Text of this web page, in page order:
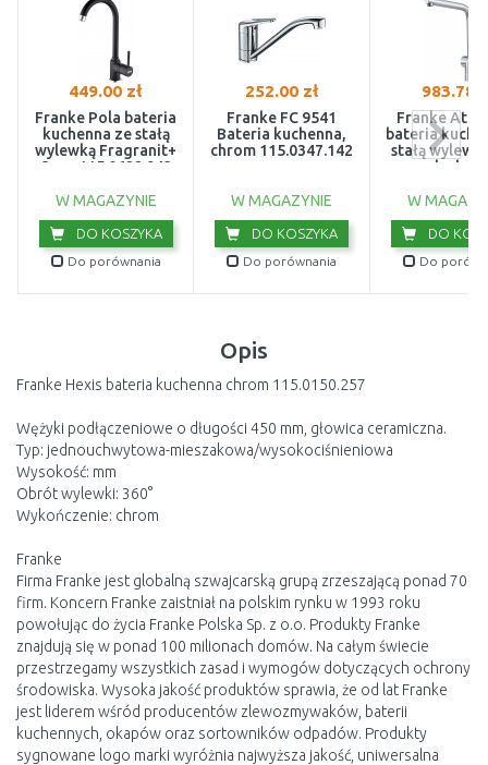
449.00 zł
Franke Pola bateria
kuchenna ze stałą
wylewką Fragranit+
Onyx 115.0622.943
W MAGAZYNIE
DO KOSZYKA
Do porównania
252.00 zł
Franke FC 9541
Bateria kuchenna,
chrom 115.0347.142
W MAGAZYNIE
DO KOSZYKA
Do porównania
983.78
Franke
bateria
stałą
W
DO
Do
Opis
Franke Hexis bateria kuchenna chrom 115.0150.257
Wężyki podłączeniowe o długości 450 mm, głowica ceramiczna.
Typ: jednouchwytowa-mieszakowa/wysokociśnieniowa
Wysokość: mm
Obrót wylewki: 360°
Wykończenie: chrom
Franke
Firma Franke jest globalną szwajcarską grupą zrzeszającą ponad 70
firm. Koncern Franke zaistniał na polskim rynku w 1993 roku
powołując do życia Franke Polska Sp. z o.o. Produkty Franke
znajdują się w ponad 100 milionach domów. Na całym świecie
przestrzegamy wszystkich zasad i wymogów dotyczących ochrony
środowiska. Wysoka jakość produktów sprawia, że od lat Franke
jest liderem wśród producentów zlewozmywaków, baterii
kuchennych, okapów oraz sortowników odpadów. Produkty
sygnowane logo marki wyróżnia najwyższa jakość, uniwersalna